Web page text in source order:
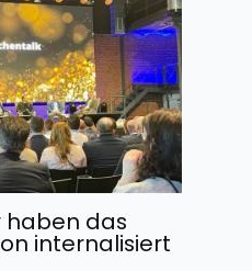
haben das
internalisiert